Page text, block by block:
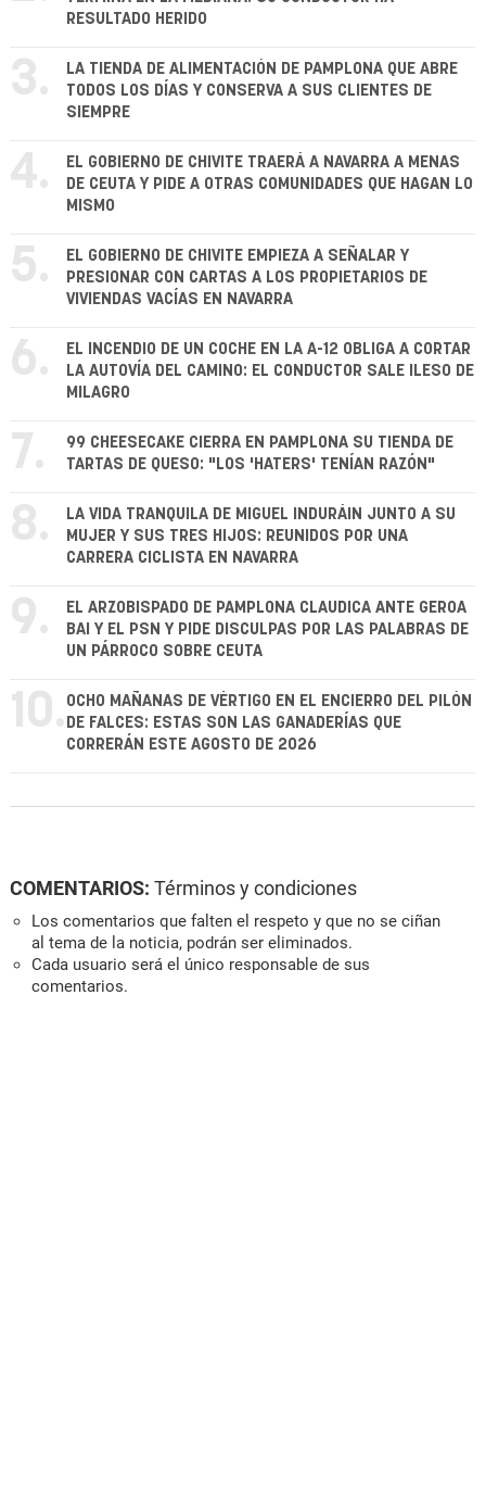
RESULTADO HERIDO
3.
LA TIENDA DE ALIMENTACIÓN DE PAMPLONA QUE ABRE
TODOS LOS DÍAS Y CONSERVA A SUS CLIENTES DE
SIEMPRE
4.
EL GOBIERNO DE CHIVITE TRAERÁ A NAVARRA A MENAS
DE CEUTA Y PIDE A OTRAS COMUNIDADES QUE HAGAN LO
MISMO
5.
EL GOBIERNO DE CHIVITE EMPIEZA A SEÑALAR Y
PRESIONAR CON CARTAS A LOS PROPIETARIOS DE
VIVIENDAS VACÍAS EN NAVARRA
6.
EL INCENDIO DE UN COCHE EN LA A-12 OBLIGA A CORTAR
LA AUTOVÍA DEL CAMINO: EL CONDUCTOR SALE ILESO DE
MILAGRO
7.
99 CHEESECAKE CIERRA EN PAMPLONA SU TIENDA DE
TARTAS DE QUESO: "LOS 'HATERS' TENÍAN RAZÓN"
8.
LA VIDA TRANQUILA DE MIGUEL INDURÁIN JUNTO A SU
MUJER Y SUS TRES HIJOS: REUNIDOS POR UNA
CARRERA CICLISTA EN NAVARRA
9.
EL ARZOBISPADO DE PAMPLONA CLAUDICA ANTE GEROA
BAI Y EL PSN Y PIDE DISCULPAS POR LAS PALABRAS DE
UN PÁRROCO SOBRE CEUTA
10. OCHO MAÑANAS DE VÉRTIGO EN EL ENCIERRO DEL PILÓN
DE FALCES: ESTAS SON LAS GANADERÍAS QUE
CORRERÁN ESTE AGOSTO DE 2026
COMENTARIOS: Términos y condiciones
Los comentarios que falten el respeto y que no se ciñan
al tema de la noticia, podrán ser eliminados.
Cada usuario será el único responsable de sus
comentarios.